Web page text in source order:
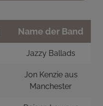
Name der Band
Jazzy Ballads
Jon Kenzie aus
Manchester